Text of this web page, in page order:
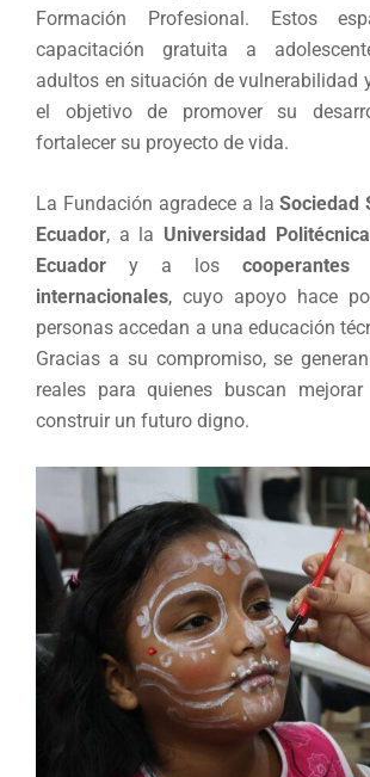
Formación Profesional. Estos
capacitación gratuita a
adultos en situación de vulnerabilidad
el objetivo de promover su
fortalecer su proyecto de vida.
La Fundación agradece a laSociedad
Ecuador, a la Universidad
Ecuador y a los
internacionales, cuyo apoyo hace
personas accedan a una educación
Gracias a su compromiso, se
reales para quienes buscan
construir un futuro digno.